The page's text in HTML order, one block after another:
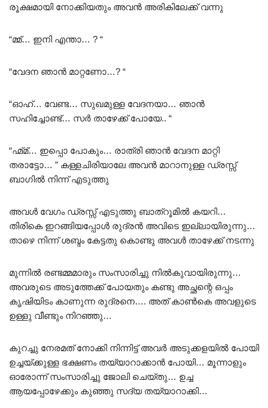
രൂക്ഷമായി നോക്കിയതും അവൻ അരികിലേക്ക് വന്നു
“മ്മ്… ഇനി എന്താ… ? “
“വേദന ഞാൻ മാറ്റണോ…? “
“ഓഹ്… വേണ്ട… സുഖമുള്ള വേദനയാ… ഞാൻ
സഹിച്ചോണ്ട്… സർ താഴേക്ക് പോയേ.. “
“ഹ്മ്മ്… ഇപ്പൊ പോകും… രാത്രി ഞാൻ വേദന മാറ്റി
തരാട്ടോ… ” കള്ളചിരിയാലേ അവൻ മാറാനുള്ള ഡ്രസ്സ്‌
ബാഗിൽ നിന്ന് എടുത്തു
അവൾ വേഗം ഡ്രസ്സ്‌ എടുത്തു ബാത്‌റൂമിൽ കയറി…
തിരികെ ഇറങ്ങിയപ്പോൾ രുദ്രൻ അവിടെ ഇല്ലായിരുന്നു…
താഴെ നിന്ന് ശബ്ദം കേട്ടതു കൊണ്ടു അവൾ താഴേക്ക് നടന്നു
മുന്നിൽ രണ്ടമ്മമാരും സംസാരിച്ചു നിൽകുവായിരുന്നു…
അവരുടെ അടുത്തേക്ക് പോയതും കണ്ടു അച്ഛന്റെ ഒപ്പം
കൃഷിയിടം കാണുന്ന രുദ്രനെ…. അത് കാൺകെ അവളുടെ
ഉള്ളു വീണ്ടും നിറഞ്ഞു…
കുറച്ചു നേരമത് നോക്കി നിന്നിട്ട് അവർ അടുക്കളയിൽ പോയി
ഉച്ചയ്ക്കുള്ള ഭക്ഷണം തയ്യാറാക്കാൻ പോയി… മൂന്നാളും
ഓരോന്ന് സംസാരിച്ചു ജോലി ചെയ്തു… ഉച്ച
ആയപ്പോഴേക്കും കുഞ്ഞു സദ്യ തയ്യാറാക്കി…